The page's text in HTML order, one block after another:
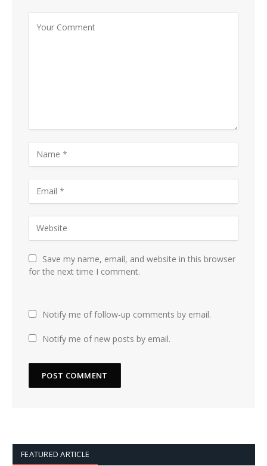
Save my name, email, and website in this browser
for the next time I comment.
Notify me of follow-up comments by email.
Notify me of new posts by email.
FEATURED ARTICLE